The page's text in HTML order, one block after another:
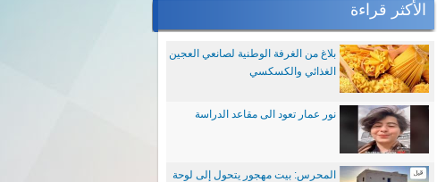
الأكثر قراءة
بلاغ من الغرفة الوطنية لصانعي العجين
الغذائي والكسكسي
نور عمار تعود الى مقاعد الدراسة
المحرس: بيت مهجور يتحول إلى لوحة